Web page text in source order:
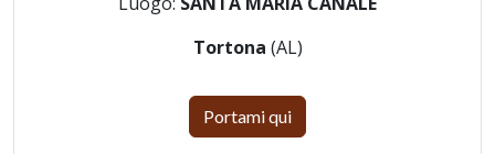
Tortona (AL)
Portami qui